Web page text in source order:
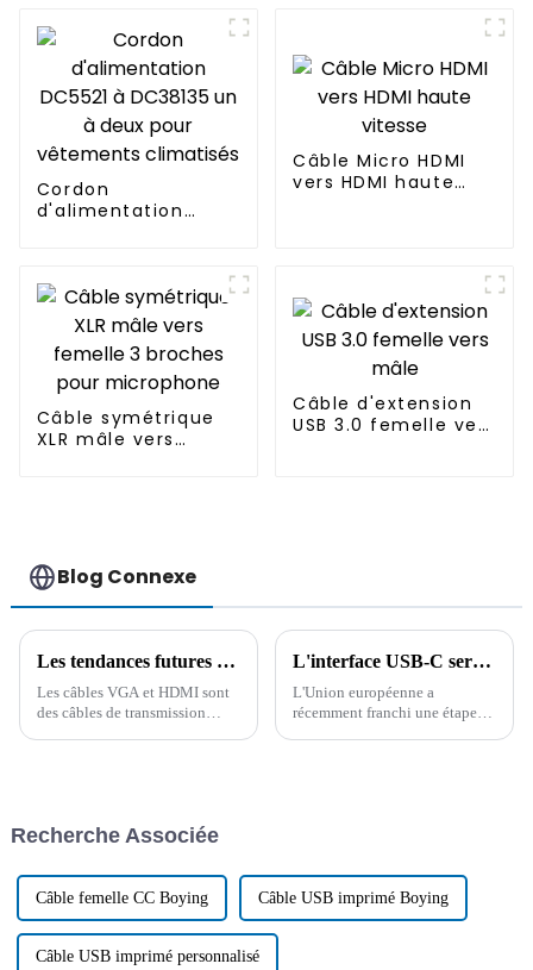
5557 6 broches vers
connecteur mâle
5557 8 broches
Cordon
d'alimentation
climatisés
Câble Micro HDMI
vers HDMI haute
Câble symétrique
XLR mâle vers
Câble d'extension
USB 3.0 femelle vers
Blog Connexe
Les tendances futures du développement des câbles de données à partir des différences entre les câbles VGA et HDMI
Les câbles VGA et HDMI sont
des câbles de transmission
développement…
L'interface USB-C sera adoptée comme norme de charge universelle d'ici fin 2024.
L'Union européenne a
récemment franchi une étape
Recherche Associée
Câble femelle CC Boying Câble USB imprimé Boying
Câble USB imprimé personnalisé